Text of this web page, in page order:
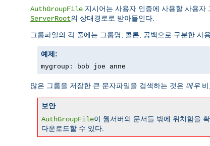
AuthGroupFile 지시어는 사용자 인증에 사용할 사용자
ServerRoot의 상대경로로 받아들인다.
그룹파일의 각 줄에는 그룹명, 콜론, 공백으로 구분한 사
예제:
mygroup: bob joe anne
많은 그룹을 저장한 큰 문자파일을 검색하는 것은 매우
보안
AuthGroupFile이 웹서버의 문서들 밖에 위치함을
다운로드할 수 있다.